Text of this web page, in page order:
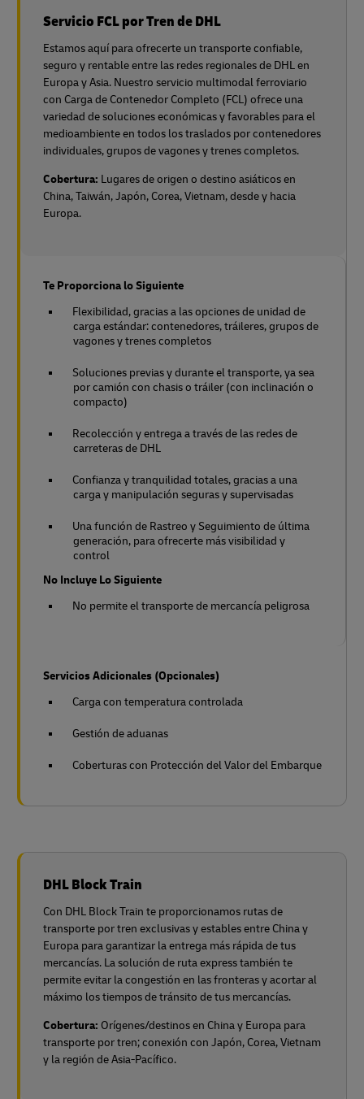
Servicio FCL por Tren de DHL
Estamos aquí para ofrecerte un transporte confiable,
seguro y rentable entre las redes regionales de DHL en
Europa y Asia. Nuestro servicio multimodal ferroviario
con Carga de Contenedor Completo (FCL) ofrece una
variedad de soluciones económicas y favorables para el
medioambiente en todos los traslados por contenedores
individuales, grupos de vagones y trenes completos.
Cobertura: Lugares de origen o destino asiáticos en
China, Taiwán, Japón, Corea, Vietnam, desde y hacia
Europa.
Te Proporciona lo Siguiente
Flexibilidad, gracias a las opciones de unidad de
carga estándar: contenedores, tráileres, grupos de
vagones y trenes completos
Soluciones previas y durante el transporte, ya sea
por camión con chasis o tráiler (con inclinación o
compacto)
Recolección y entrega a través de las redes de
carreteras de DHL
Confianza y tranquilidad totales, gracias a una
carga y manipulación seguras y supervisadas
Una función de Rastreo y Seguimiento de última
generación, para ofrecerte más visibilidad y
control
No Incluye Lo Siguiente
No permite el transporte de mercancía peligrosa
Servicios Adicionales (Opcionales)
Carga con temperatura controlada
Gestión de aduanas
Coberturas con Protección del Valor del Embarque
DHL Block Train
Con DHL Block Train te proporcionamos rutas de
transporte por tren exclusivas y estables entre China y
Europa para garantizar la entrega más rápida de tus
mercancías. La solución de ruta express también te
permite evitar la congestión en las fronteras y acortar al
máximo los tiempos de tránsito de tus mercancías.
Cobertura: Orígenes/destinos en China y Europa para
transporte por tren;conexión con Japón, Corea, Vietnam
y la región de Asia-Pacífico.